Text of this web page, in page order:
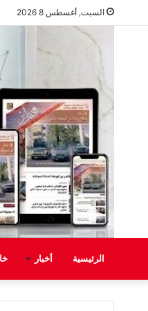
السبت, أغسطس 8 2026
الرئيسية أخبار